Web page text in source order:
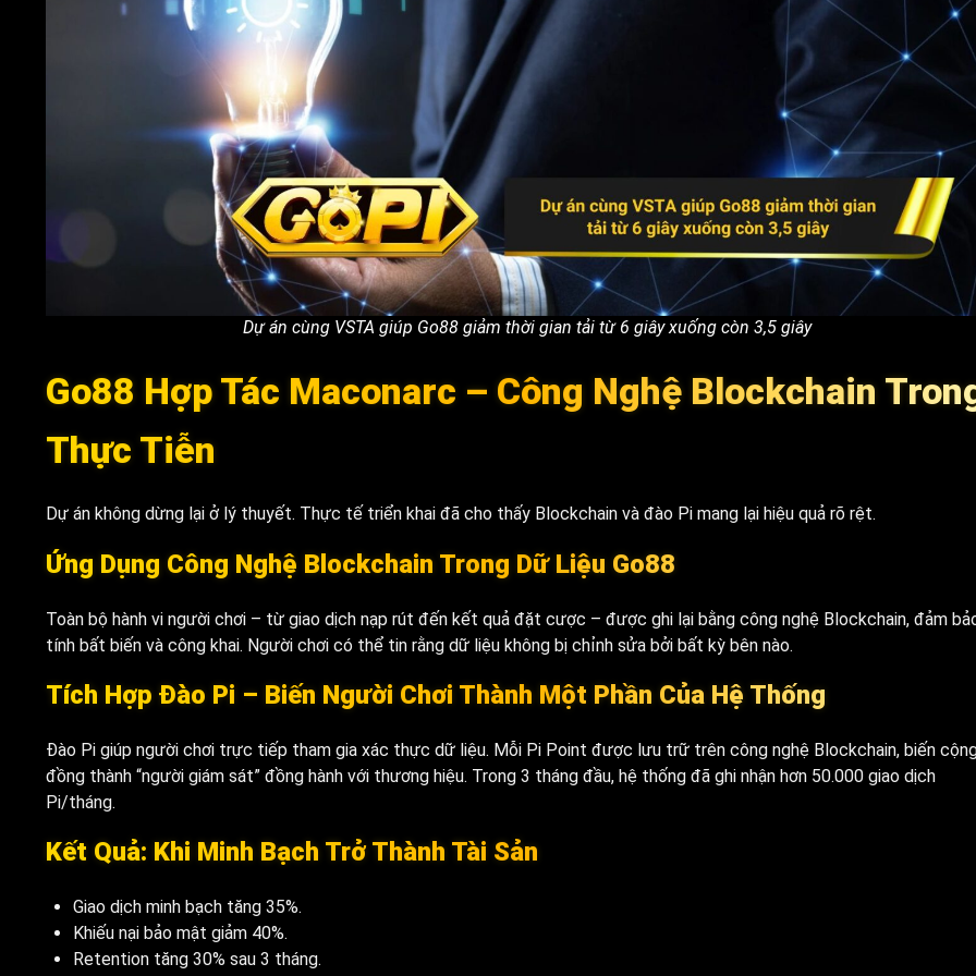
Dự án cùng VSTA giúp Go88 giảm thời gian tải từ 6 giây xuống còn 3,5 giây
Go88 Hợp Tác Maconarc – Công Nghệ Blockchain
Thực Tiễn
Dự án không dừng lại ở lý thuyết. Thực tế triển khai đã cho thấy Blockchain và đào Pi mang lại hiệu quả rõ rệt.
Ứng Dụng Công Nghệ Blockchain Trong Dữ Liệu Go88
Toàn bộ hành vi người chơi – từ giao dịch nạp rút đến kết quả đặt cược – được ghi lại bằng công nghệ Blockchain, đảm
tính bất biến và công khai. Người chơi có thể tin rằng dữ liệu không bị chỉnh sửa bởi bất kỳ bên nào.
Tích Hợp Đào Pi – Biến Người Chơi Thành Một Phần Của Hệ Thống
Đào Pi giúp người chơi trực tiếp tham gia xác thực dữ liệu. Mỗi Pi Point được lưu trữ trên công nghệ Blockchain, biến
đồng thành “người giám sát” đồng hành với thương hiệu. Trong 3 tháng đầu, hệ thống đã ghi nhận hơn 50.000 giao dịch
Pi/tháng.
Kết Quả: Khi Minh Bạch Trở Thành Tài Sản
Giao dịch minh bạch tăng 35%.
Khiếu nại bảo mật giảm 40%.
Retention tăng 30% sau 3 tháng.